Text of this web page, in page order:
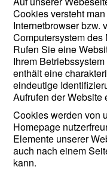
Cookies versteht
Internetbrowser bzw.
Computersystem
Rufen Sie eine
Ihrem
enthält eine
eindeutige
Aufrufen der Website
Cookies werden von
Homepage
Elemente unserer
auch nach einem
kann.